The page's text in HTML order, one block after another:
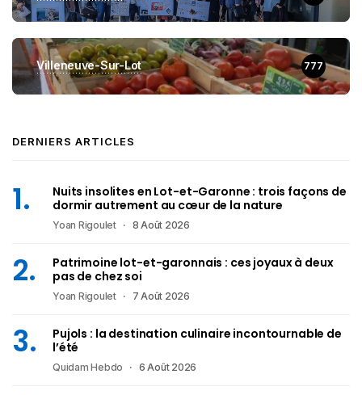
Villeneuve-Sur-Lot 777
DERNIERS ARTICLES
Nuits insolites en Lot-et-Garonne : trois façons de
dormir autrement au cœur de la nature
Yoan Rigoulet 8 Août 2026
Patrimoine lot-et-garonnais : ces joyaux à deux
pas de chez soi
Yoan Rigoulet 7 Août 2026
Pujols : la destination culinaire incontournable de
l’été
Quidam Hebdo 6 Août 2026